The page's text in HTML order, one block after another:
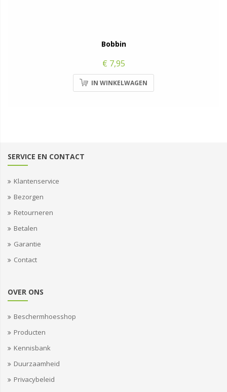
Bobbin
€ 7,95
IN WINKELWAGEN
SERVICE EN CONTACT
Klantenservice
Bezorgen
Retourneren
Betalen
Garantie
Contact
OVER ONS
Beschermhoesshop
Producten
Kennisbank
Duurzaamheid
Privacybeleid